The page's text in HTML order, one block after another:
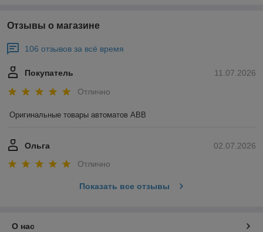
Отзывы о магазине
106 отзывов за всё время
11.07.2026
Покупатель
Отлично
Оригинальные товары автоматов ABB
02.07.2026
Ольга
Отлично
Показать все отзывы
О нас